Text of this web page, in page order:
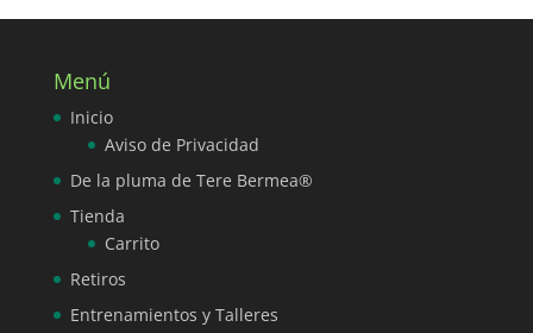
Menú
Inicio
Aviso de Privacidad
De la pluma de Tere Bermea®
Tienda
Carrito
Retiros
Entrenamientos y Talleres